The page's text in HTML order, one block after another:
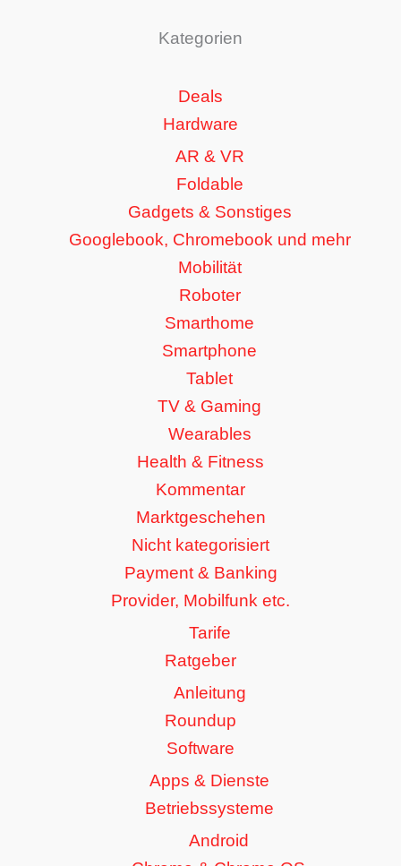
Kategorien
Deals
Hardware
AR & VR
Foldable
Gadgets & Sonstiges
Googlebook, Chromebook und mehr
Mobilität
Roboter
Smarthome
Smartphone
Tablet
TV & Gaming
Wearables
Health & Fitness
Kommentar
Marktgeschehen
Nicht kategorisiert
Payment & Banking
Provider, Mobilfunk etc.
Tarife
Ratgeber
Anleitung
Roundup
Software
Apps & Dienste
Betriebssysteme
Android